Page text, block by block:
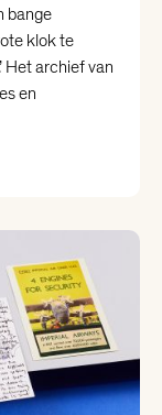
bange
klok te
Het archief van
en